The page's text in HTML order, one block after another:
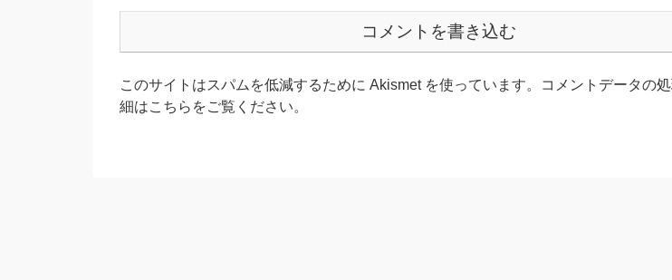
コメントを書き込む
このサイトはスパムを低減するために Akismet を使っています。
コメントデータの
細はこちらをご覧ください。